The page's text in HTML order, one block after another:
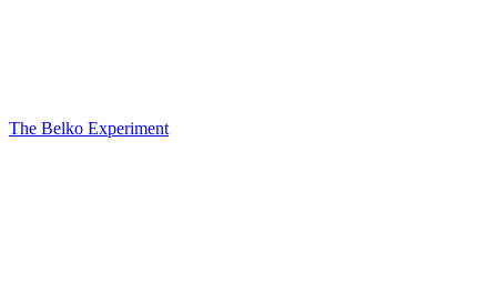
The Belko Experiment